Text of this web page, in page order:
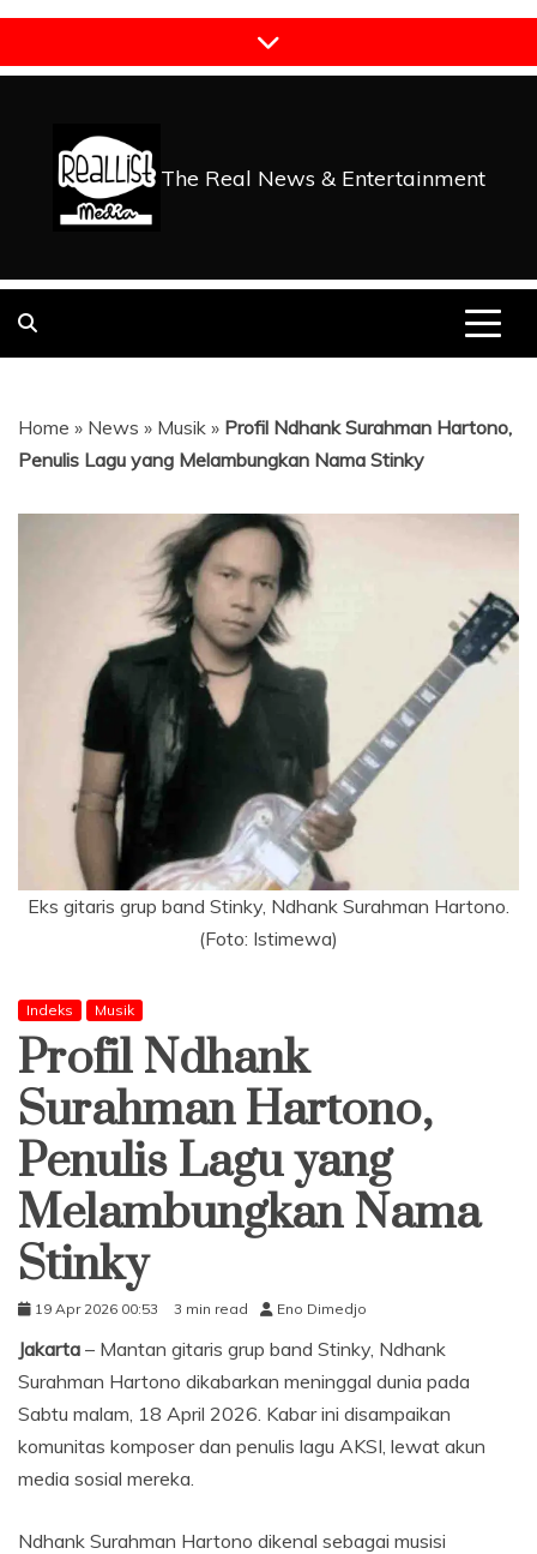
Skip
content
The Real News & Entertainment
Home » News » Musik » Profil Ndhank Surahman Hartono,
Penulis Lagu yang Melambungkan Nama Stinky
Eks gitaris grup band Stinky, Ndhank Surahman Hartono.
(Foto: Istimewa)
Indeks Musik
Profil Ndhank
Surahman Hartono,
Penulis Lagu yang
Melambungkan Nama
Stinky
19 Apr 2026 00:53 3 min read Eno Dimedjo
Jakarta – Mantan gitaris grup band Stinky, Ndhank
Surahman Hartono dikabarkan meninggal dunia pada
Sabtu malam, 18 April 2026. Kabar ini disampaikan
komunitas komposer dan penulis lagu AKSI, lewat akun
media sosial mereka.
Ndhank Surahman Hartono dikenal sebagai musisi